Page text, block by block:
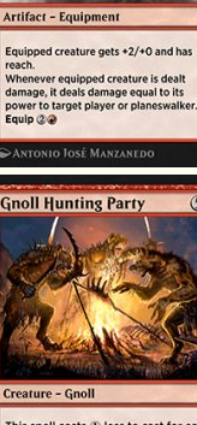
Groupe de chasseurs gnolls